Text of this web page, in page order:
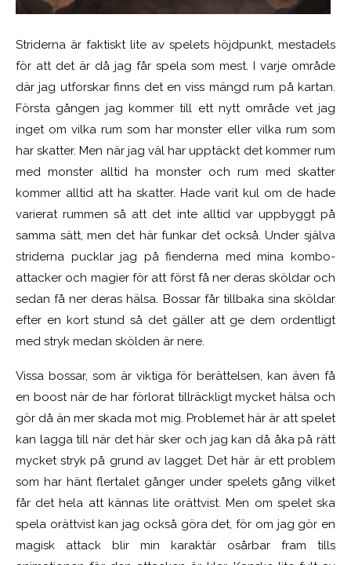
Striderna är faktiskt lite av spelets höjdpunkt, mestadels
för att det är då jag får spela som mest. I varje område
där jag utforskar finns det en viss mängd rum på kartan.
Första gången jag kommer till ett nytt område vet jag
inget om vilka rum som har monster eller vilka rum som
har skatter. Men när jag väl har upptäckt det kommer rum
med monster alltid ha monster och rum med skatter
kommer alltid att ha skatter. Hade varit kul om de hade
varierat rummen så att det inte alltid var uppbyggt på
samma sätt, men det här funkar det också. Under själva
striderna pucklar jag på fienderna med mina kombo-
attacker och magier för att först få ner deras sköldar och
sedan få ner deras hälsa. Bossar får tillbaka sina sköldar
efter en kort stund så det gäller att ge dem ordentligt
med stryk medan skölden är nere.
Vissa bossar, som är viktiga för berättelsen, kan även få
en boost när de har förlorat tillräckligt mycket hälsa och
gör då än mer skada mot mig. Problemet här är att spelet
kan lagga till när det här sker och jag kan då åka på rätt
mycket stryk på grund av lagget. Det här är ett problem
som har hänt flertalet gånger under spelets gång vilket
får det hela att kännas lite orättvist. Men om spelet ska
spela orättvist kan jag också göra det, för om jag gör en
magisk attack blir min karaktär osårbar fram tills